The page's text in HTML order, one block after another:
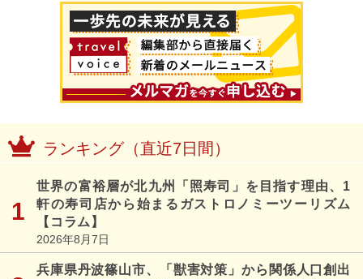
ランキング（直近7日間）
世界の富裕層が北九州「照寿司」を目指す理由、1
軒の寿司店から始まるガストロノミーツーリズム
【コラム】
2026年8月7日
兵庫県丹波篠山市、「獣害対策」から関係人口創出